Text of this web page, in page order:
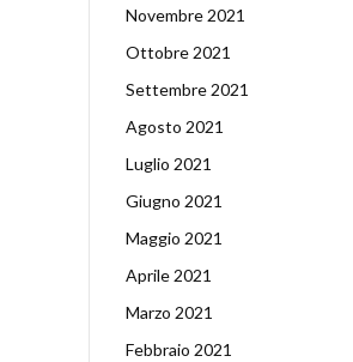
Novembre 2021
Ottobre 2021
Settembre 2021
Agosto 2021
Luglio 2021
Giugno 2021
Maggio 2021
Aprile 2021
Marzo 2021
Febbraio 2021